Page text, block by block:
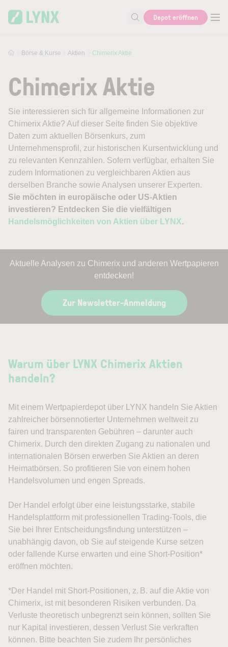
Suche nach Aktie, Autor...
Depot eröffnen
Börse & Kurse Aktien Chimerix Aktie
Chimerix Aktie
Sie interessieren sich für allgemeine Informationen zur
Chimerix Aktie? Auf dieser Seite finden Sie objektive
Daten zum aktuellen Börsenkurs, zum
Unternehmensprofil, zur historischen Kursentwicklung und
zu relevanten Kennzahlen. Sofern verfügbar, erhalten Sie
zudem Informationen zu vergleichbaren Aktien aus
derselben Branche sowie Analysen unserer Experten.
Sie möchten in europäische oder US-Aktien
investieren? Entdecken Sie die vielfältigen
Handelsmöglichkeiten von Aktien über LYNX.
Aktuelle Analysen zu Chimerix und anderen Wertpapieren
entdecken!
Zur Newsletter-Anmeldung
Warum über LYNX Chimerix Aktien
handeln?
Mit einem Wertpapierdepot über LYNX handeln Sie Aktien
zahlreicher börsennotierter Unternehmen weltweit zu
fairen und transparenten Gebühren – darunter auch
Chimerix. Durch den direkten Zugang zu nationalen und
internationalen Börsen erwerben Sie Aktien an deren
Heimatbörsen. So profitieren Sie von einem hohen
Handelsvolumen und engen Spreads.
Der Handel erfolgt über eine leistungsstarke, stabile
Handelsplattform mit professionellen Trading-Tools, die
Sie bei Ihrer Entscheidungsfindung unterstützen –
unabhängig davon, ob Sie auf steigende Kurse setzen
oder fallende Kurse erwarten und eine Short-Position*
eröffnen möchten.
*Der Handel mit Short-Positionen, z. B. auf die Aktie von
Chimerix, ist mit besonderen Risiken verbunden. Da
Verluste theoretisch unbegrenzt sein können, sollten Sie
nur Kapital investieren, dessen Verlust Sie verkraften
können. Bitte beachten Sie zudem Ihr persönliches